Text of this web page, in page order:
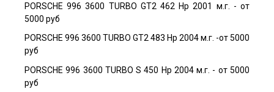
PORSCHE 996 3600 TURBO GT2 462 Hp 2001 м.г. - от
5000 руб
PORSCHE 996 3600 TURBO GT2 483 Hp 2004 м.г. -от 5000
руб
PORSCHE 996 3600 TURBO S 450 Hp 2004 м.г. - от 5000
руб